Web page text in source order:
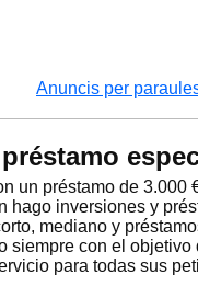
Anuncis per
un préstamo de 3.000
hago inversiones y
mediano y
siempre con el objetivo
para todas sus